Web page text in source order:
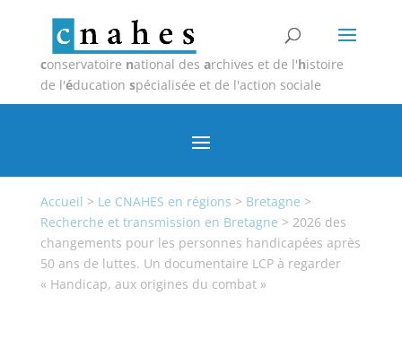
conservatoire national des archives et de l'histoire
de l'éducation spécialisée et de l'action sociale
Accueil > Le CNAHES en régions > Bretagne >
Recherche et transmission en Bretagne > 2026 des
changements pour les personnes handicapées après
50 ans de luttes. Un documentaire LCP à regarder
« Handicap, aux origines du combat »